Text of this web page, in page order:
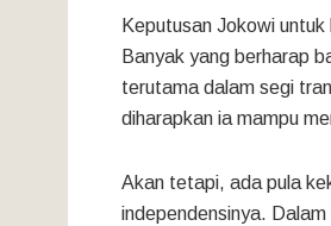
Keputusan Jokowi
Banyak yang berharap
terutama dalam segi
diharapkan ia mampu
Akan tetapi, ada pula
independensinya.